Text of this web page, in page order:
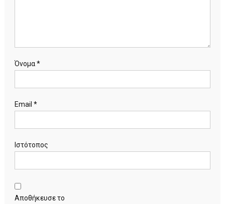
Όνομα*
Email *
Ιστότοπος
Αποθήκευσε το